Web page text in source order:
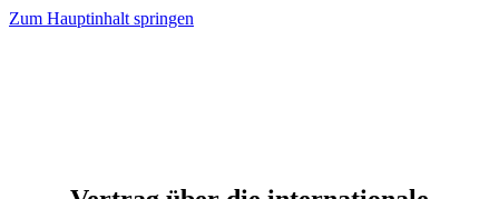
Zum Hauptinhalt springen